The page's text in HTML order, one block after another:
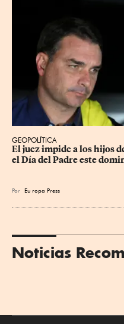
GEOPOLÍTICA
El juez impide a los hijos
el Día del Padre este
Por Eu ropa Press
Noticias